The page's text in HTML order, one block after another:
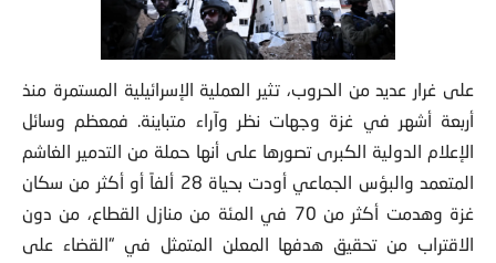
على غرار عديد من الحروب، تثير العملية الإسرائيلية المستمرة منذ
أربعة أشهر في غزة وجهات نظر وآراء متباينة. فمعظم وسائل
الإعلام الدولية الكبرى تصورها على أنها حملة من التدمير الغاشم
المتعمد والبؤس الجماعي أودت بحياة 28 ألفاً أو أكثر من سكان
غزة وهدمت أكثر من 70 في المئة من منازل القطاع، من دون
الاقتراب من تحقيق هدفها المعلن المتمثل في “القضاء على